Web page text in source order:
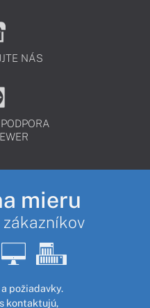
NÁS
mieru
požiadavky.
kontaktujú,